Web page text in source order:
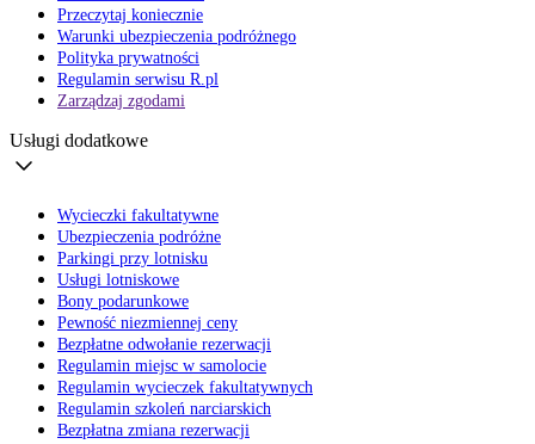
Przeczytaj koniecznie
Warunki ubezpieczenia podróżnego
Polityka prywatności
Regulamin serwisu R.pl
Zarządzaj zgodami
Usługi dodatkowe
Wycieczki fakultatywne
Ubezpieczenia podróżne
Parkingi przy lotnisku
Usługi lotniskowe
Bony podarunkowe
Pewność niezmiennej ceny
Bezpłatne odwołanie rezerwacji
Regulamin miejsc w samolocie
Regulamin wycieczek fakultatywnych
Regulamin szkoleń narciarskich
Bezpłatna zmiana rezerwacji